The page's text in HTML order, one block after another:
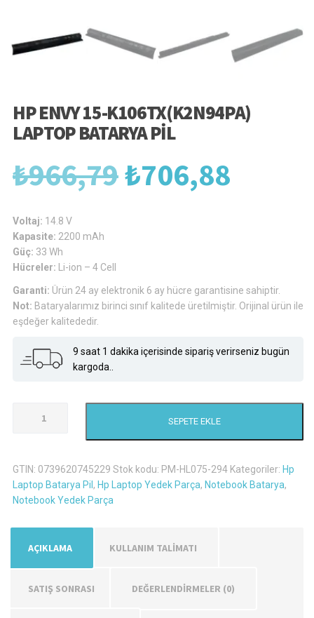
HP ENVY 15-K106TX(K2N94PA)
LAPTOP BATARYA PIL
₺966,79Orijinal
₺706,88
Voltaj: 14.8 V
Kapasite: 2200 mAh
Güç: 33 Wh
Hücreler:
Li-ion – 4 Cell
Garanti: Ürün 24 ay elektronik 6 ay hücre garantisine sahiptir.
Not: Bataryalarımız birinci sınıf kalitede üretilmiştir. Orijinal ürün ile
eşdeğer kalitededir.
9 saat 1 dakika içerisinde sipariş verirseniz bugün
kargoda..
Laptop
Batarya
Pil
SEPETE EKLE
GTIN: 0739620745229 Stok kodu: PM-HL075-294 Kategoriler: Hp
Laptop Batarya Pil , Hp Laptop Yedek Parça, Notebook Batarya,
Notebook Yedek Parça
AÇIKLAMA KULLANIM TALİMATI
SATIŞ SONRASI DEĞERLENDIRMELER (0)